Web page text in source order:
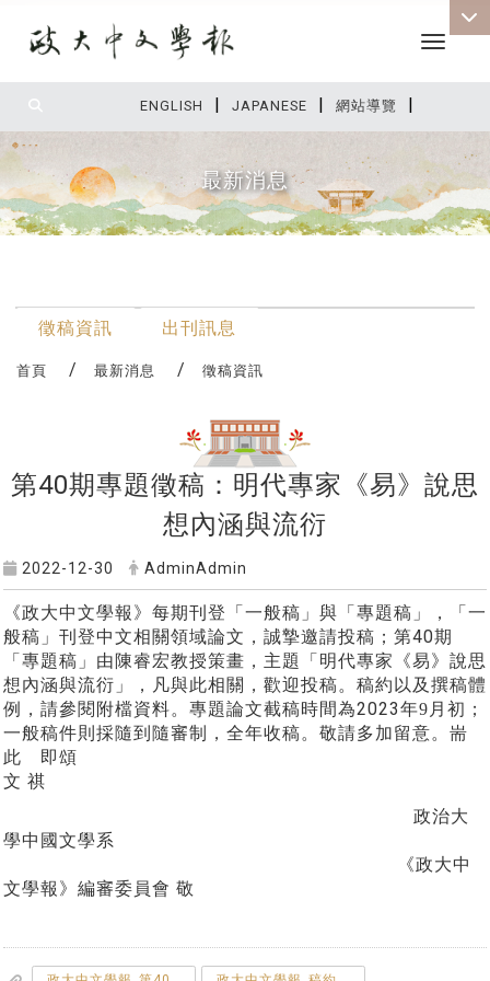
ENGLISH | JAPANESE | 網站導覽 |
Toggle
最新消息
徵稿資訊 出刊訊息
首頁 最新消息 徵稿資訊
第40期專題徵稿：明代專家《易》說思
想內涵與流衍
2022-12-30 AdminAdmin
《政大中文學報》每期刊登「一般稿」與「專題稿」，「一
般稿」刊登中文相關領域論文，誠摯邀請投稿；第40期
「專題稿」由陳睿宏教授策畫，主題「 明代專家《易》說思
想內涵與流衍」，凡與此相關，歡迎投稿。稿約以及撰稿體
例，請參閱附檔資料。專題論文截稿時間為2023年9 月初；
一般稿件則採隨到隨審制，全年收稿。敬請多加留意。耑
此 即頌
文 祺
政治大
學中國文學系
《政大中
文學報》編審委員會 敬